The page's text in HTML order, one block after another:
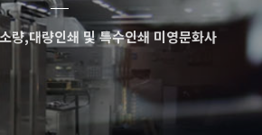
량,대량인쇄 및 특수인쇄 미영문화사